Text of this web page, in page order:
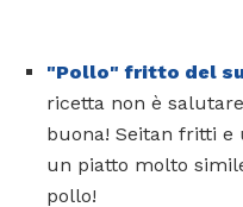
"Pollo" fritto del
ricetta non è
buona! Seitan fritti e
un piatto molto
pollo!